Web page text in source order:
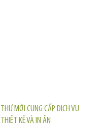
THƯ MỜI CUNG CẤP DỊCH VỤ
THIẾT KẾ VÀ IN ẤN